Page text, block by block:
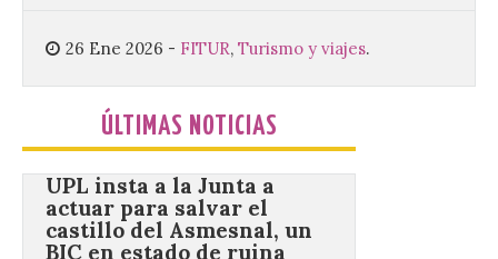
26 Ene 2026 - FITUR, Turismo y viajes.
ÚLTIMAS NOTICIAS
nos […]
UPL insta a la Junta a
actuar para salvar el
castillo del Asmesnal, un
BIC en estado de ruina
7 Ago 2026